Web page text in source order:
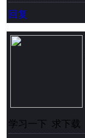
回复
学习一下 求下载